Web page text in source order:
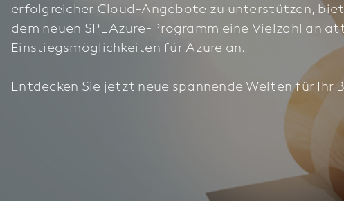
erfolgreicher Cloud-Angebote zu unterstützen,
dem neuen SPLAzure-Programm eine Vielzahl an
Einstiegsmöglichkeiten für Azure an.
Entdecken Sie jetzt neue spannende Welten für Ihr